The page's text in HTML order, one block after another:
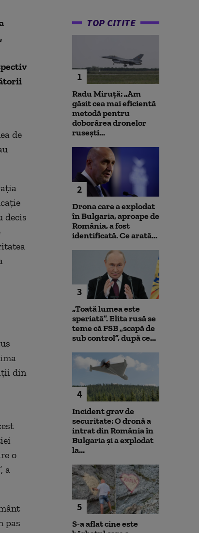
de
decis
din
o
a
pas
TOP CITITE
1
Radu Miruță: „Am
găsit cea mai eficientă
metodă pentru
doborârea dronelor
rusești...
2
Drona care a explodat
în Bulgaria, aproape de
România, a fost
identificată. Ce arată...
3
„Toată lumea este
speriată”. Elita rusă se
teme că FSB „scapă de
sub control”, după ce...
4
Incident grav de
securitate: O dronă a
intrat din România în
Bulgaria şi a explodat
la...
5
S-a aflat cine este